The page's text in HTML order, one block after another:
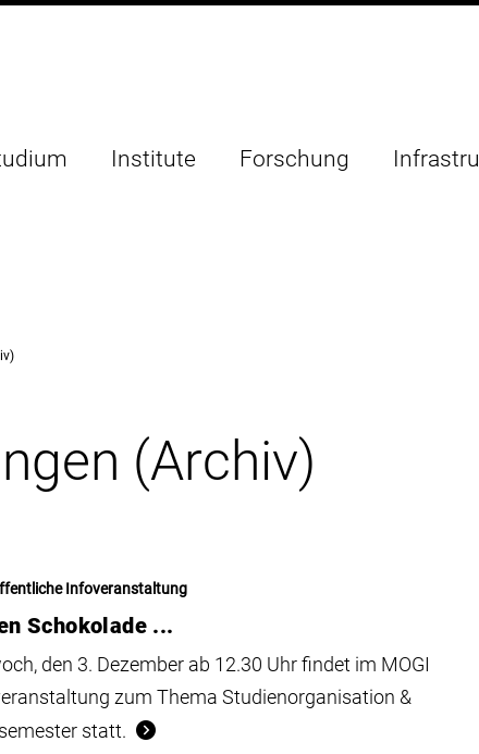
Institute Forschung
(Archiv)
Infoveranstaltung
Schokolade ...
den 3. Dezember ab 12.30 Uhr findet im MOGI
zum Thema Studienorganisation &
statt.